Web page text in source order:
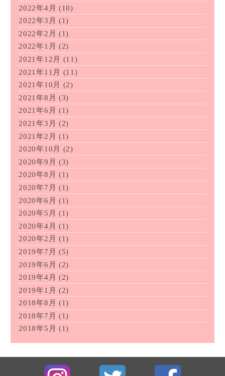
2022年4月 (10)
2022年3月 (1)
2022年2月 (1)
2022年1月 (2)
2021年12月
(11)
2021年11月 (11)
2021年10月
(2)
2021年8月 (3)
2021年6月 (1)
2021年3月 (2)
2021年2月 (1)
2020年10月
(2)
2020年9月 (3)
2020年8月 (1)
2020年7月 (1)
2020年6月 (1)
2020年5月 (1)
2020年4月 (1)
2020年2月 (1)
2019年7月 (5)
2019年6月 (2)
2019年4月 (2)
2019年1月 (2)
2018年8月 (1)
2018年7月 (1)
2018年5月 (1)